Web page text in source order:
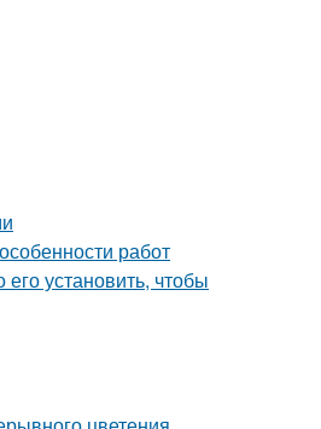
работ
установить, чтобы